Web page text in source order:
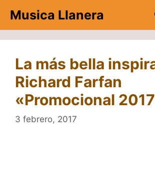
contenido
Musica Llanera
La más bella
Richard Farfan
«Promocional
3 febrero, 2017